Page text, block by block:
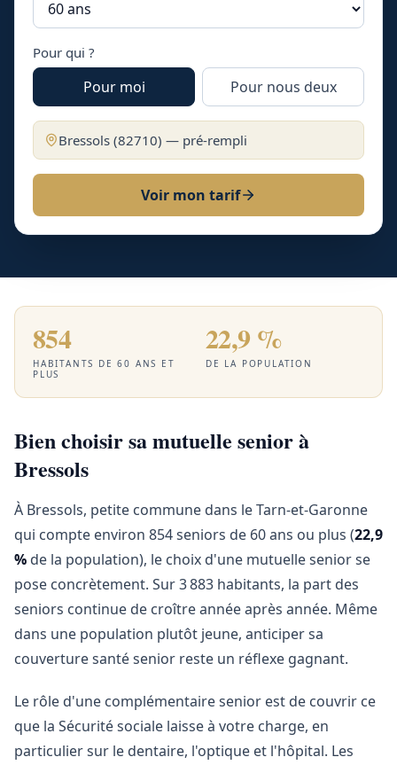
Pour qui ?
Pour moi Pour nous deux
Bressols (82710) — pré-rempli
Voir mon tarif
854
HABITANTS DE 60 ANS ET
PLUS
22,9 %
DE LA POPULATION
Bien choisir sa mutuelle senior à
Bressols
À Bressols, petite commune dans le Tarn-et-Garonne
qui compte environ 854 seniors de 60 ans ou plus (22,9
% de la population), le choix d'une mutuelle senior se
pose concrètement. Sur 3 883 habitants, la part des
seniors continue de croître année après année. Même
dans une population plutôt jeune, anticiper sa
couverture santé senior reste un réflexe gagnant.
Le rôle d'une complémentaire senior est de couvrir ce
que la Sécurité sociale laisse à votre charge, en
particulier sur le dentaire, l'optique et l'hôpital. Les